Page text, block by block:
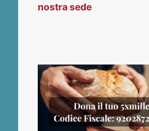
nostra sede